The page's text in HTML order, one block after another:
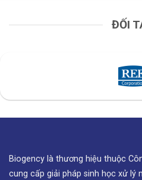
ĐỐI
Biogency là thương hiệu thuộc
cung cấp giải pháp sinh học xử